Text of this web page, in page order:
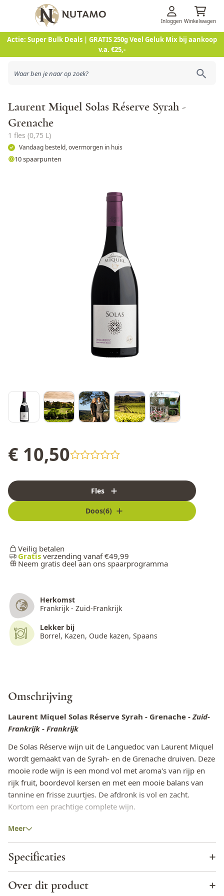
Actie: Super Bulk Deals | GRATIS 250g Veel Geluk Mix bij aankoop
v.a. €25,-
Ga naar de inhoud
Inloggen Winkelwagen
Laurent Miquel Solas Réserve Syrah -
Grenache
1 fles (0,75 L)
Vandaag besteld, overmorgen in huis
10 spaarpunten
€ 10,50
Fles
Doos(6)
Veilig betalen
Gratis verzending vanaf €49,99
Neem gratis deel aan ons spaarprogramma
Lekker bij
Borrel, Kazen, Oude kazen, Spaans
Herkomst
Frankrijk - Zuid-Frankrijk
Omschrijving
Laurent Miquel Solas Réserve Syrah - Grenache - Zuid-
Frankrijk - Frankrijk
De Solas Réserve wijn uit de Languedoc van Laurent Miquel
wordt gemaakt van de Syrah- en de Grenache druiven. Deze
mooie rode wijn is een mond vol met aroma's van rijp en
rijk fruit, boordevol kersen en met een mooie balans van
tannine en frisse zuurtjes. De afdronk is vol en zacht.
Kortom een prachtige complete wijn.
De lekkerste eettips in combinatie met de Laurent
Met deze heerlijke wijn waan je je gelijk in Zuid-Frankrijk.
combinatie met kruidige gerechten, Cassoulet (een
regionale specialiteit uit de Pyreneeën, gebaseerd op bonen
Meer
Specificaties
Wijnhuis
Over dit product